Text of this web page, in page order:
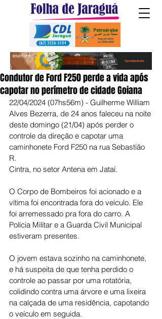
Condutor de Ford F250 perde a vida após
capotar no perímetro de cidade Goiana
22/04/2024 (07hs56m) - Guilherme William
Alves Bezerra, de 24 anos faleceu na noite
deste domingo (21/04) após perder o
controle da direção e capotar uma
caminhonete Ford F250 na rua Sebastião
R.
Cintra, no setor Antena em Jataí.
O Corpo de Bombeiros foi acionado e a
vítima foi encontrada fora do veículo. Ele
foi arremessado pra fora do carro. A
Polícia Militar e a Guarda Civil Municipal
estiveram presentes.
O jovem estava sozinho na caminhonete,
e há suspeita de que tenha perdido o
controle ao passar por uma rotatória,
colidindo contra uma árvore e uma lixeira
na calçada de uma residência, capotando
o veículo em seguida.